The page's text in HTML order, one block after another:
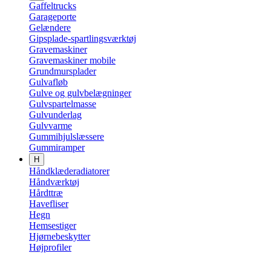
Gaffeltrucks
Garageporte
Gelændere
Gipsplade-spartlingsværktøj
Gravemaskiner
Gravemaskiner mobile
Grundmursplader
Gulvafløb
Gulve og gulvbelægninger
Gulvspartelmasse
Gulvunderlag
Gulvvarme
Gummihjulslæssere
Gummiramper
H
Håndklæderadiatorer
Håndværktøj
Hårdttræ
Havefliser
Hegn
Hemsestiger
Hjørnebeskytter
Højprofiler